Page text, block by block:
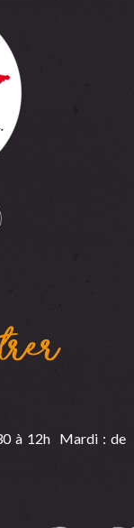
à 12h Mardi : de